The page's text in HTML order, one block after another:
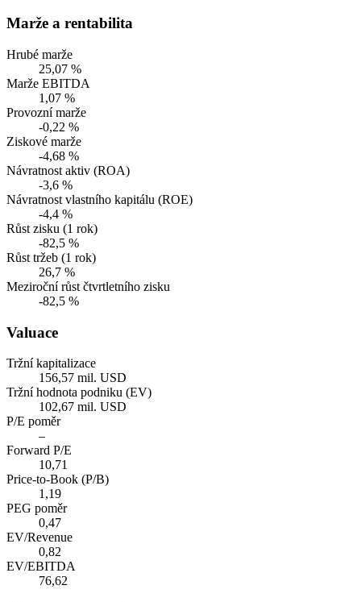
Marže a rentabilita
Hrubé marže
25,07 %
Marže EBITDA
1,07 %
Provozní marže
-0,22 %
Ziskové marže
-4,68 %
Návratnost aktiv (ROA)
-3,6 %
Návratnost vlastního kapitálu (ROE)
-4,4 %
Růst zisku (1 rok)
-82,5 %
Růst tržeb (1 rok)
26,7 %
Meziroční růst čtvrtletního zisku
-82,5 %
Valuace
Tržní kapitalizace
156,57 mil. USD
Tržní hodnota podniku (EV)
102,67 mil. USD
P/E poměr
–
Forward P/E
10,71
Price-to-Book (P/B)
1,19
PEG poměr
0,47
EV/Revenue
0,82
EV/EBITDA
76,62